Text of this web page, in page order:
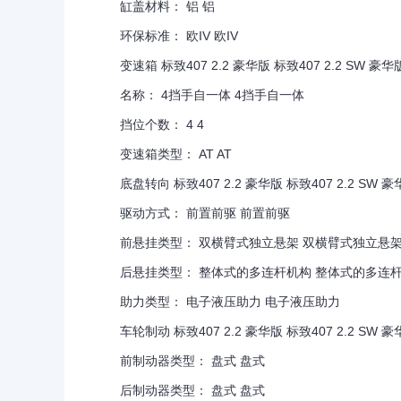
缸盖材料： 铝 铝
环保标准： 欧IV 欧IV
变速箱 标致407 2.2 豪华版 标致407 2.2 SW 豪华
名称： 4挡手自一体 4挡手自一体
挡位个数： 4 4
变速箱类型： AT AT
底盘转向 标致407 2.2 豪华版 标致407 2.2 SW 豪
驱动方式： 前置前驱 前置前驱
前悬挂类型： 双横臂式独立悬架 双横臂式独立悬架
后悬挂类型： 整体式的多连杆机构 整体式的多连
助力类型： 电子液压助力 电子液压助力
车轮制动 标致407 2.2 豪华版 标致407 2.2 SW 豪
前制动器类型： 盘式 盘式
后制动器类型： 盘式 盘式